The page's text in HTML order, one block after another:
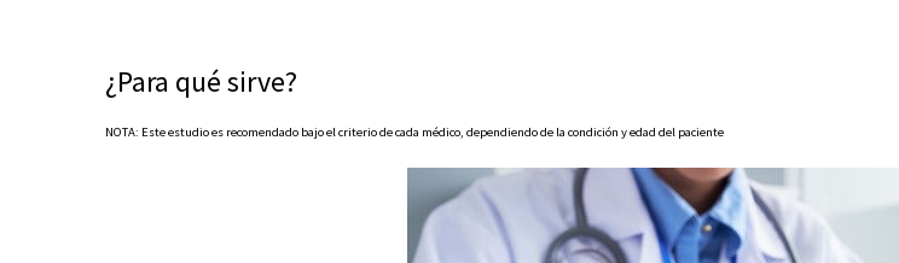
¿Para qué sirve?
NOTA: Este estudio es recomendado bajo el criterio de cada médico, dependiendo de la condición y edad del paciente